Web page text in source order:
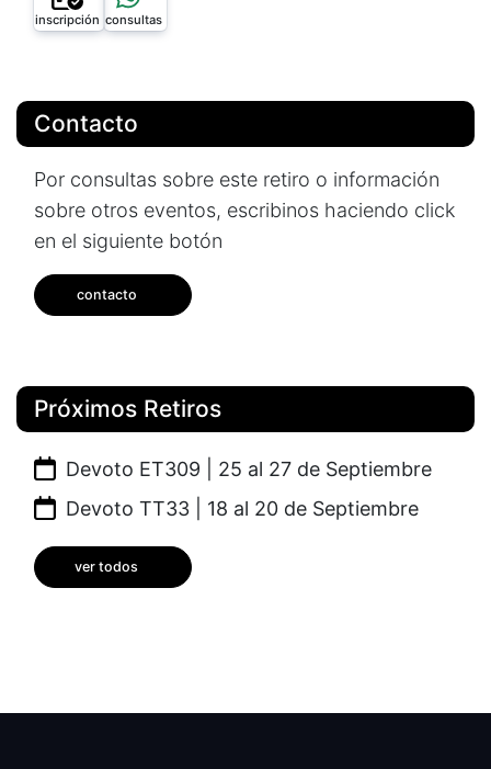
inscripción consultas
Contacto
Por consultas sobre este retiro o información
sobre otros eventos, escribinos haciendo click
en el siguiente botón
contacto
Próximos Retiros
Devoto ET309 | 25 al 27 de Septiembre
Devoto TT33 | 18 al 20 de Septiembre
ver todos